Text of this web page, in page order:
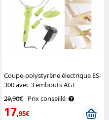
Coupe-polystyrène électrique ES-
300 avec 3 embouts AGT
29,90€ Prix conseillé
17,95€